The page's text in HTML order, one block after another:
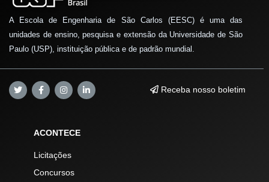
A Escola de Engenharia de São Carlos (EESC) é uma das
unidades de ensino, pesquisa e extensão da Universidade de São
Paulo (USP), instituição pública e de padrão mundial.
Receba nosso boletim
ACONTECE
Licitações
Concursos